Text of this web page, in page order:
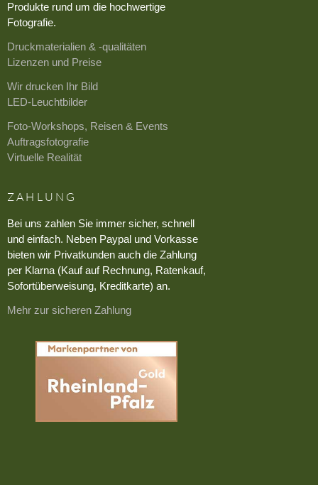
Produkte rund um die hochwertige
Fotografie.
Druckmaterialien & -qualitäten
Lizenzen und Preise
Wir drucken Ihr Bild
LED-Leuchtbilder
Foto-Workshops, Reisen & Events
Auftragsfotografie
Virtuelle Realität
ZAHLUNG
Bei uns zahlen Sie immer sicher, schnell
und einfach. Neben Paypal und Vorkasse
bieten wir Privatkunden auch die Zahlung
per Klarna (Kauf auf Rechnung, Ratenkauf,
Sofortüberweisung, Kreditkarte) an.
Mehr zur sicheren Zahlung